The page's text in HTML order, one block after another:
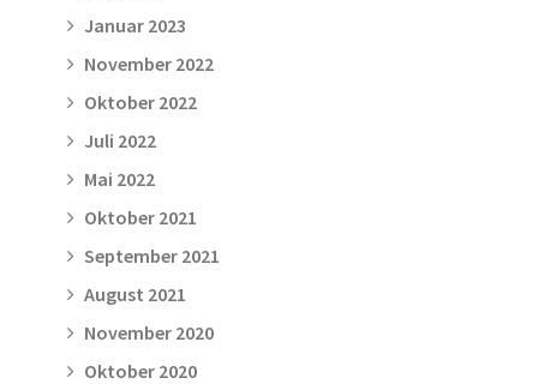
Januar 2023
November 2022
Oktober 2022
Juli 2022
Mai 2022
Oktober 2021
September 2021
August 2021
November 2020
Oktober 2020